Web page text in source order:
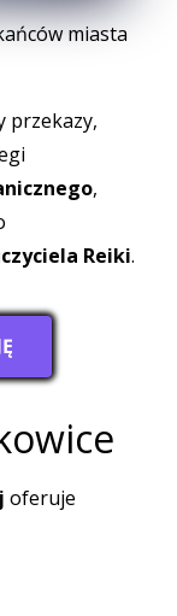
miasta
przekazy,
,
Reiki.
oferuje